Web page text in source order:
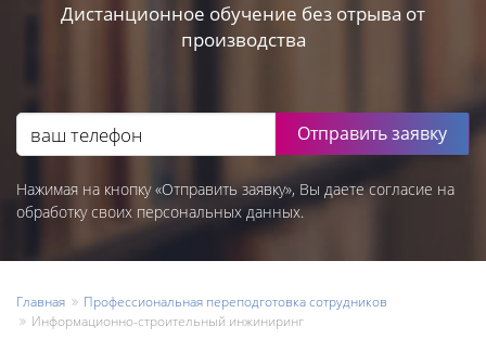
Дистанционное обучение без отрыва от
производства
Отправить заявку
Нажимая на кнопку «Отправить заявку», Вы даете согласие на
обработку своих персональных данных.
Главная
Профессиональная переподготовка сотрудников
Информационно-строительный инжиниринг